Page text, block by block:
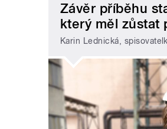
Závěr příběhu
který měl zůstat
Karin Lednická,